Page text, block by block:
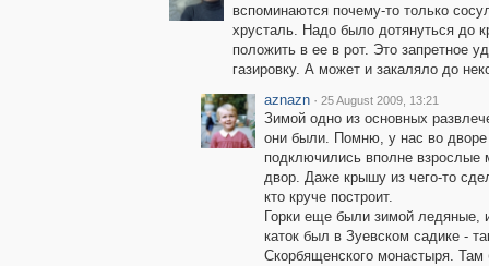
вспоминаются почему-то только
хрусталь. Надо было дотянуться до
положить в ее в рот. Это запретное
газировку. А может и закаляло до
aznazn · 25 August 2009, 13:21
Зимой одно из основных
они были. Помню, у нас во дворе
подключились вполне взрослые
двор. Даже крышу из чего-то
кто круче построит.
Горки еще были зимой ледяные,
каток был в Зуевском садике -
Скорбященского монастыря.